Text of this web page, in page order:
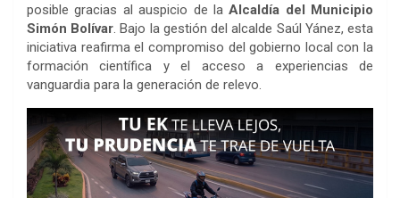
posible gracias al auspicio de laAlcaldía del Municipio
Simón Bolívar . Bajo la gestión del alcalde Saúl Yánez, esta
iniciativa reafirma el compromiso del gobierno local con la
formación científica y el acceso a experiencias de
vanguardia para la generación de relevo.